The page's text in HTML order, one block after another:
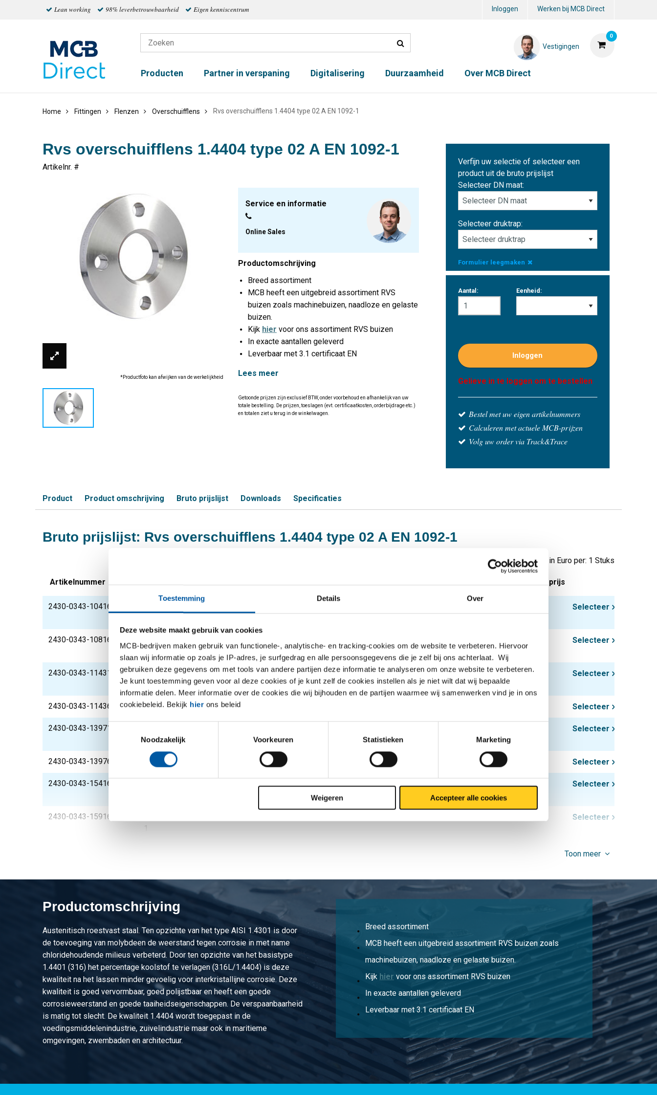
Toestemming Details Over
Deze website maakt gebruik van cookies
MCB-bedrijven maken gebruik van functionele-, analytische- en tracking-cookies om de website te verbeteren. Hiervoor
slaan wij informatie op zoals je IP-adres, je surfgedrag en alle persoonsgegevens die je zelf bij ons achterlaat. Wij
gebruiken deze gegevens om met tools van andere partijen deze informatie te analyseren om onze website te verbeteren.
Je kunt toestemming geven voor al deze cookies of je kunt zelf de cookies instellen als je niet wilt dat wij bepaalde
informatie delen. Meer informatie over de cookies die wij bijhouden en de partijen waarmee wij samenwerken vind je in ons
cookiebeleid. Bekijk hier ons beleid
Toestemmingsselectie
Noodzakelijk
Voorkeuren Statistieken Marketing
Weigeren Accepteer alle cookies
Lean working 98% leverbetrouwbaarheid Eigen kenniscentrum Inloggen Werken bij MCB Direct
0
Vestigingen
Producten Partner in verspaning Digitalisering Duurzaamheid Over MCB Direct
Home Fittingen Flenzen Overschuifflens Rvs overschuifflens 1.4404 type 02 A EN 1092-1
Rvs overschuifflens 1.4404 type 02 A EN 1092-1
Artikelnr. #
*Productfoto kan afwijken van de werkelijkheid
Service en informatie
Online Sales
Productomschrijving
Breed assortiment
MCB heeft een uitgebreid assortiment RVS
buizen zoals machinebuizen, naadloze en gelaste
buizen.
Kijk hier voor ons assortiment RVS buizen
In exacte aantallen geleverd
Leverbaar met 3.1 certificaat EN
Lees meer
Getoonde prijzen zijn exclusief BTW, onder voorbehoud en afhankelijk van uw
totale bestelling. De prijzen, toeslagen (evt. certificaatkosten, orderbijdrage etc.)
en totalen ziet u terug in de winkelwagen.
Verfijn uw selectie of selecteer een
product uit de bruto prijslijst
Selecteer DN maat:
Selecteer druktrap:
Formulier leegmaken
Aantal: Eenheid:
Inloggen
Gelieve in te loggen om te bestellen
Bestel met uw eigen artikelnummers
Calculeren met actuele MCB-prijzen
Volg uw order via Track&Trace
Product Product omschrijving Bruto prijslijst Downloads Specificaties
Bruto prijslijst: Rvs overschuifflens 1.4404 type 02 A EN 1092-1
Prijzen in Euro per: 1 Stuks
Artikelnummer Bruto prijs
2430-0343-10416 Selecteer
2430-0343-10816
1
Selecteer
2430-0343-114316
Rvs overschuifflens 1.4404 type 02 A NW 100/114,3 PN16 EN
1092-1
4,20 Selecteer
2430-0343-11436 Rvs overschuifflens 1.4404 type 02 A NW 100/114,3 EN 1092-1 Selecteer
2430-0343-139716
1092-1
Selecteer
2430-0343-13976 Rvs overschuifflens 1.4404 type 02 A NW 125/139,7 EN 1092-1 3,10 Selecteer
2430-0343-15416
Rvs overschuifflens 1.4404 type 02 A NW 150/154 PN16 EN 1092-
6,89 Selecteer
2430-0343-15916
1
Selecteer
Selecteer
Rvs overschuifflens 1.4404 type 02 A NW 150/168,3 EN 1092-1 Selecteer
2430-0343-2040 Rvs overschuifflens 1.4404 type 02 A NW 15/20 PN40 EN 1092-1 Selecteer
2430-0343-20410
Rvs overschuifflens 1.4404 type 02 A NW 200/204 PN10 EN 1092-
1
Selecteer
2430-0343-21340 Rvs overschuifflens 1.4404 type 02 A NW 15/21,3 PN40 EN 1092-1 0,65 Selecteer
2430-0343-2136 Rvs overschuifflens 1.4404 type 02 A NW 15/21,3 EN 1092-1 0,34 Selecteer
2430-0343-219110
Rvs overschuifflens 1.4404 type 02 A NW 200/219,1 PN10 EN
1092-1
8,87 Selecteer
2430-0343-219116
Rvs overschuifflens 1.4404 type 02 A NW 200/219,1 PN16 EN
9,31 Selecteer
1092-1
4,98 Selecteer
Toon meer
Productomschrijving
Austenitisch roestvast staal. Ten opzichte van het type AISI 1.4301 is door
de toevoeging van molybdeen de weerstand tegen corrosie in met name
chloridehoudende milieus verbeterd. Door ten opzichte van het basistype
1.4401 (316) het percentage koolstof te verlagen (316L/1.4404) is deze
kwaliteit na het lassen minder gevoelig voor interkristallijne corrosie. Deze
kwaliteit is goed vervormbaar, goed polijstbaar en heeft een goede
corrosieweerstand en goede taaiheidseigenschappen. De verspaanbaarheid
is matig tot slecht. De kwaliteit 1.4404 wordt toegepast in de
voedingsmiddelenindustrie, zuivelindustrie maar ook in maritieme
omgevingen, zwembaden en architectuur.
Breed assortiment
MCB heeft een uitgebreid assortiment RVS buizen zoals
machinebuizen, naadloze en gelaste buizen.
Kijk hier voor ons assortiment RVS buizen
In exacte aantallen geleverd
Leverbaar met 3.1 certificaat EN